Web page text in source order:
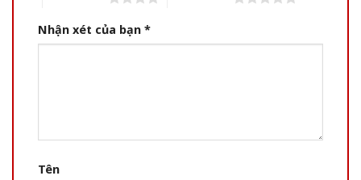
Nhận xét của bạn *
Tên